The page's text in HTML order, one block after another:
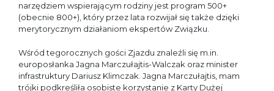
narzędziem wspierającym rodziny jest program 500+
(obecnie 800+), który przez lata rozwijał się także dzięki
merytorycznym działaniom ekspertów Związku.
Wśród tegorocznych gości Zjazdu znaleźli się m.in.
europosłanka Jagna Marczułajtis-Walczak oraz minister
infrastruktury Dariusz Klimczak. Jagna Marczułajtis, mam
trójki podkreśliła osobiste korzystanie z Karty Dużej